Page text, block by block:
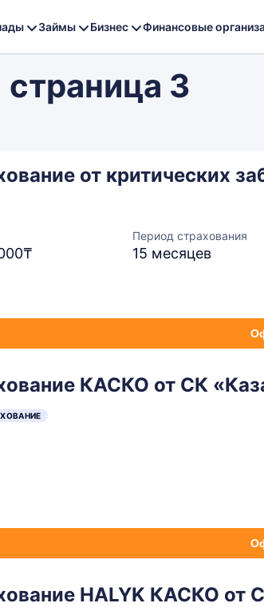
Займы Бизнес Финансовые
3
от критических
Период страхования
15 месяцев
КАСКО от СК
HALYK КАСКО от